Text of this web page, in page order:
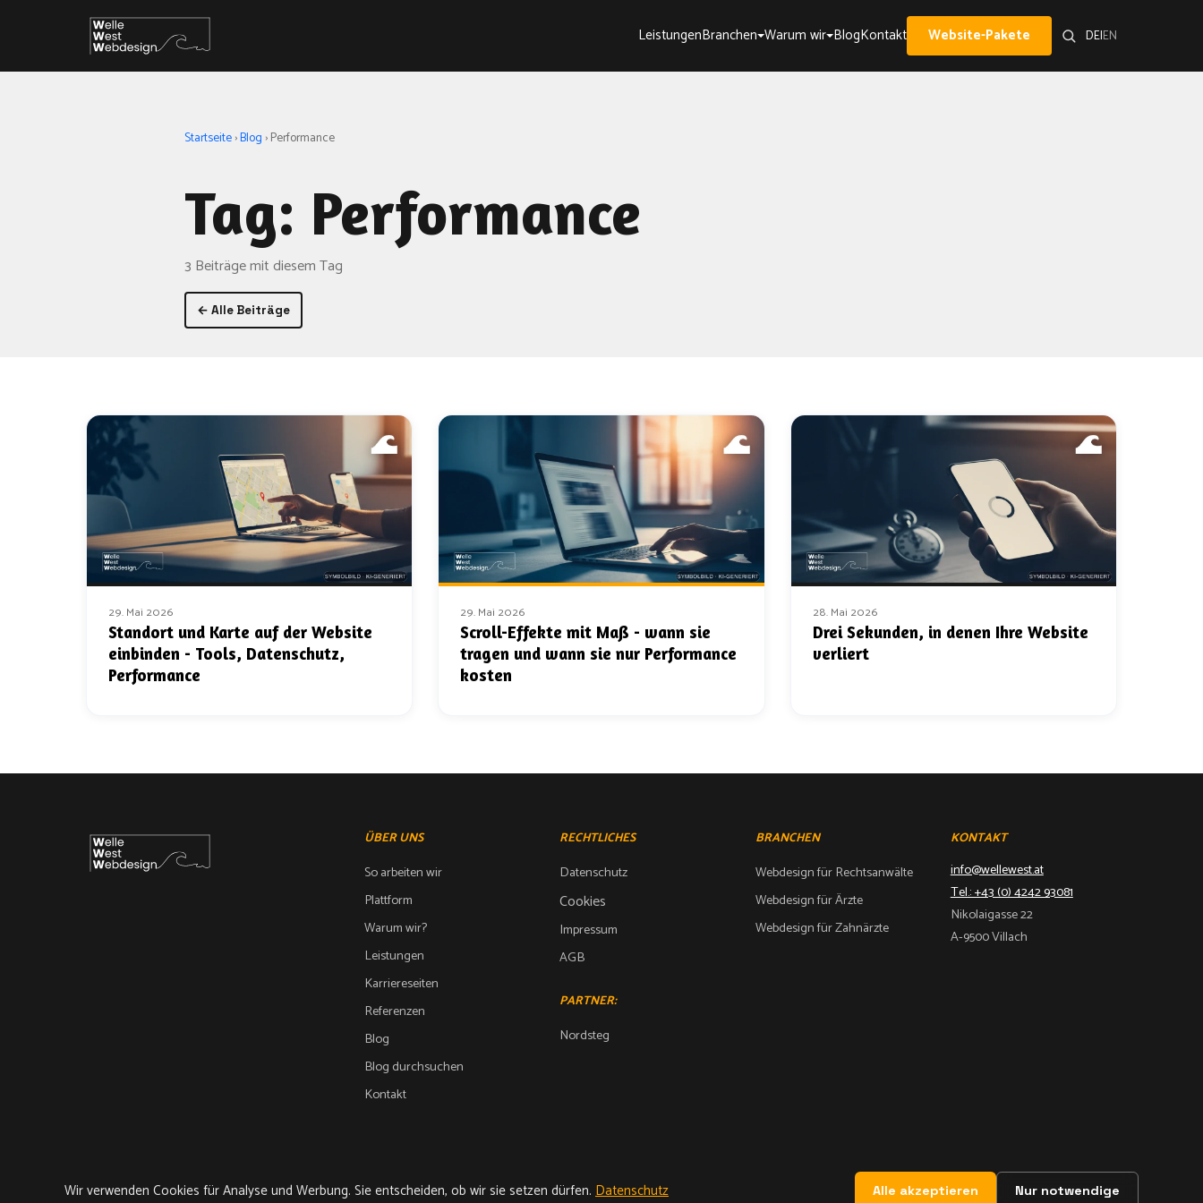
LeistungenBranchen Warum wir BlogKontakt Website-Pakete DE|EN
Startseite›Blog ›Performance
Tag: Performance
3 Beiträge mit diesem Tag
← Alle Beiträge
29. Mai 2026
Standort und Karte auf der Website
einbinden - Tools, Datenschutz,
Performance
29. Mai 2026
Scroll-Effekte mit Maß - wann sie
tragen und wann sie nur Performance
kosten
28. Mai 2026
Drei Sekunden, in denen Ihre Website
verliert
ÜBER UNS
So arbeiten wir
Plattform
Warum wir?
Leistungen
Karriereseiten
Referenzen
Blog
Blog durchsuchen
Kontakt
RECHTLICHES
Datenschutz
Cookies
Impressum
AGB
PARTNER:
Nordsteg
BRANCHEN
Webdesign für Rechtsanwälte
Webdesign für Ärzte
Webdesign für Zahnärzte
KONTAKT
info@wellewest.at
Tel.: +43 (0) 4242 93081
Nikolaigasse 22
A-9500 Villach
© 2026 von WelleWest Webdesign GmbH
Wir verwenden Cookies für Analyse und Werbung. Sie entscheiden, ob wir sie setzen dürfen. Datenschutz Alle akzeptieren Nur notwendige
Wir verwenden Cookies für Analyse und Werbung. Sie entscheiden, ob wir sie setzen dürfen. Datenschutz Alle akzeptieren Nur notwendige